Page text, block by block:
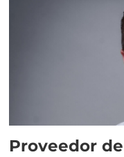
Proveedor